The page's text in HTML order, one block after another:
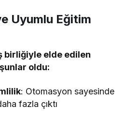
Uyumlu Eğitim
birliğiyle elde edilen
oldu:
: Otomasyon sayesinde
fazla çıktı